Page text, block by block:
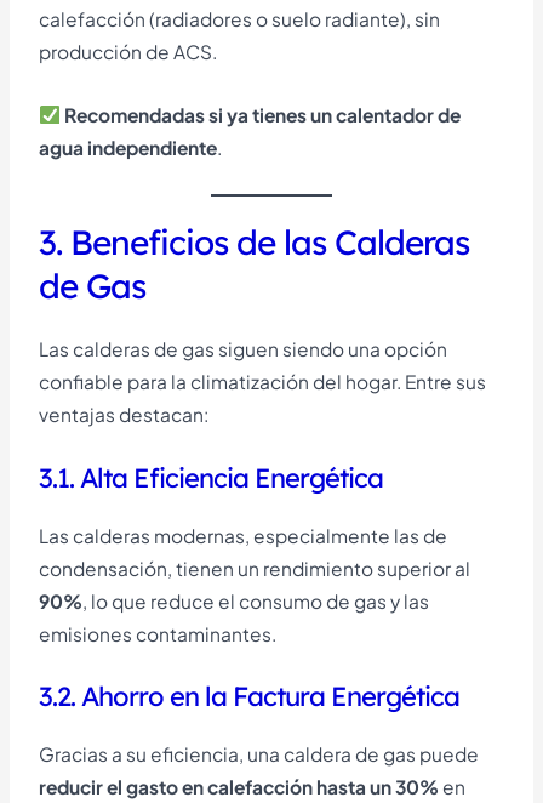
calefacción (radiadores o suelo radiante), sin
producción de ACS.
Recomendadas si ya tienes un calentador de
agua independiente.
3. Beneficios de las Calderas
de Gas
Las calderas de gas siguen siendo una opción
confiable para la climatización del hogar. Entre sus
ventajas destacan:
3.1. Alta Eficiencia Energética
Las calderas modernas, especialmente las de
condensación, tienen un rendimiento superior al
90% , lo que reduce el consumo de gas y las
emisiones contaminantes.
3.2. Ahorro en la Factura Energética
Gracias a su eficiencia, una caldera de gas puede
reducir el gasto en calefacción hasta un 30% en